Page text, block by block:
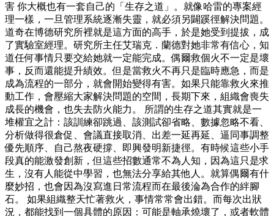
害 你大概也有一套自己的「生存之道」。就像哈雷的專案經
理一樣，一旦管理系統逐漸失靈，就必須另闢蹊徑解決問題。
道奇在博德研究所裡就是這方面的高手，於是她受到提拔，成
了實驗室經理。研究所主任艾瑞克．蘭德對她非常有信心，知
道任何事情只要交給她就一定能完成。偶爾救個火不一定是壞
事，反而還能提升績效。但是當救火不再只是臨時應急，而是
成為流程的一部分，就會開始變得有害。如果只能靠救火來推
動工作，會壓縮大家解決問題的空間，長期下來，組織會喪失
成長的機會，也失去防火能力。 所謂的生存之道其實就是一
堆權宜之計：該訓練卻跳過、該測試卻省略、數據忽略不看、
分析做得很倉促、會議直接取消、出差一延再延、逼同事調整
優先順序、自己熬夜硬撐、即興發明新捷徑。有時候這些小手
段真的能激發創新，但這些招數通常不為人知，因為這只是求
生，沒有人能從中學習，也無法分享給其他人。就算偶爾有什
麼妙招，也會因為沒寫進日常流程而在最後淪為合作的絆腳
石。 如果組織整天忙著救火，事情常常會出錯。而每次出狀
況，都能找到一個具體的原因：可能是軸承燒壞了，或者軟體